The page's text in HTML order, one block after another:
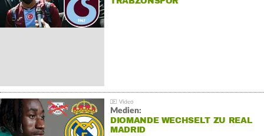
Medien:
DIOMANDE WECHSELT ZU REAL
MADRID